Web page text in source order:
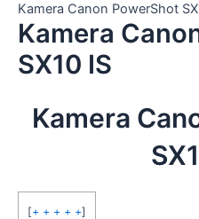
Kamera Canon PowerShot
Kamera
SX10 IS
Kamera
[+ + + + +]